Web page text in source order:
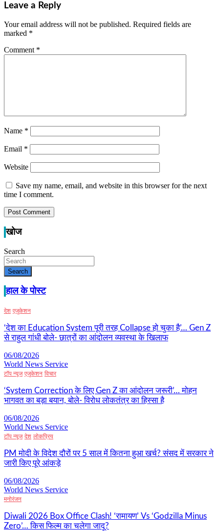
Leave a Reply
Your email address will not be published. Required fields are
marked *
Comment *
Name *
Email *
Website
Save my name, email, and website in this browser for the next
time I comment.
खोज
Search
Search
हाल के पोस्ट
देश एजुकेशन
‘देश का Education System पूरी तरह Collapse हो चुका है’… Gen Z
से राहुल गांधी बोले- छात्रों का आंदोलन व्यवस्था के खिलाफ
06/08/2026
World News Service
टॉप न्यूज एजुकेशन विचार
‘System Correction के लिए Gen Z का आंदोलन जरूरी’… मोहन
भागवत का बड़ा बयान, बोले- विरोध लोकतंत्र का हिस्सा है
06/08/2026
World News Service
टॉप न्यूज देश लोकप्रिय
PM मोदी के विदेश दौरों पर 5 साल में कितना हुआ खर्च? संसद में सरकार ने
जारी किए पूरे आंकड़े
06/08/2026
World News Service
मनोरंजन
Diwali 2026 Box Office Clash! ‘रामायण’ Vs ‘Godzilla Minus
Zero’… किस फिल्म का चलेगा जादू?